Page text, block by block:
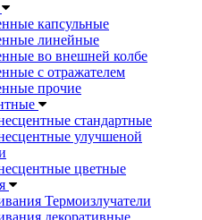
капсульные
линейные
во внешней колбе
с отражателем
прочие
стандартные
улучшеной
цветные
Термоизлучатели
декоративные